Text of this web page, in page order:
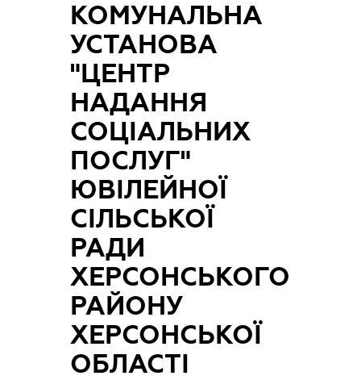
КОМУНАЛЬНА
УСТАНОВА
"ЦЕНТР
НАДАННЯ
СОЦІАЛЬНИХ
ПОСЛУГ"
ЮВІЛЕЙНОЇ
СІЛЬСЬКОЇ
РАДИ
ХЕРСОНСЬКОГО
РАЙОНУ
ХЕРСОНСЬКОЇ
ОБЛАСТІ